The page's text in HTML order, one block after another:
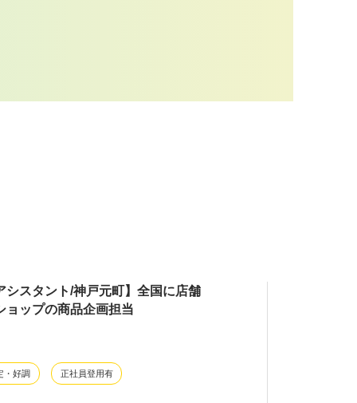
シスタント/神戸元町】全国に店舗
ョップの商品企画担当
・好調 正社員登用有